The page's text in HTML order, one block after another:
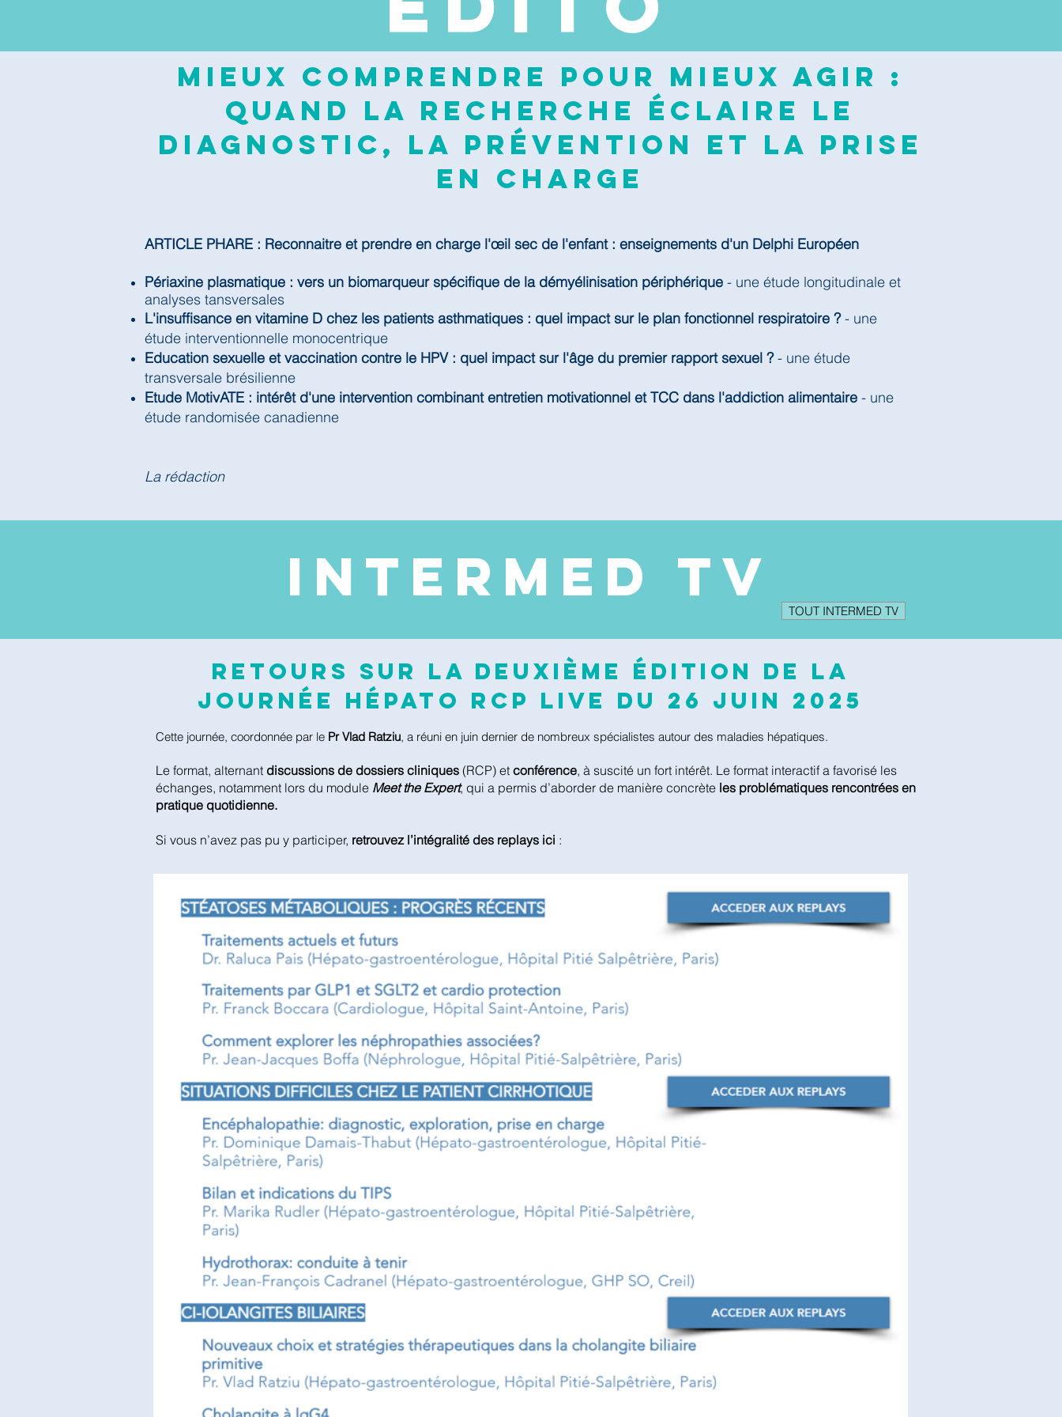
Mieux comprendre pour mieux agir :
quand la recherche éclaire le
diagnostic, la prévention et la prise
en charge
ARTICLE PHARE : Reconnaitre et prendre en charge l'œil sec de l'enfant : enseignements d'un Delphi Européen
Périaxine plasmatique : vers un biomarqueur spécifique de la démyélinisation périphérique - une étude longitudinale et
analyses tansversales
L'insuffisance en vitamine D chez les patients asthmatiques : quel impact sur le plan fonctionnel respiratoire ?- une
étude interventionnelle monocentrique
Education sexuelle et vaccination contre le HPV : quel impact sur l'âge du premier rapport sexuel ?- une étude
transversale brésilienne
Etude MotivATE : intérêt d'une intervention combinant entretien motivationnel et TCC dans l'addiction alimentaire - une
étude randomisée canadienne
La rédaction
INTERMED TV
TOUT INTERMED TV
Cette journée, coordonnée par le Pr Vlad Ratziu, a réuni en juin dernier de nombreux spécialistes autour des maladies hépatiques.
Le format, alternant discussions de dossiers cliniques (RCP) et conférence, à suscité un fort intérêt. Le format interactif a favorisé les
échanges, notamment lors du module Meet the Expert, qui a permis d’aborder de manière concrète les problématiques rencontrées en
pratique quotidienne.
Si vous n’avez pas pu y participer, retrouvez l’intégralité des replays ici :
Retours sur la deuxième édition de la
journée Hépato RCP Live du 26 juin 2025